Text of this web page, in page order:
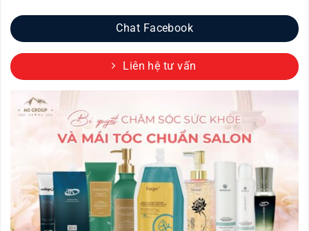
Chat Facebook
Liên hệ tư vấn